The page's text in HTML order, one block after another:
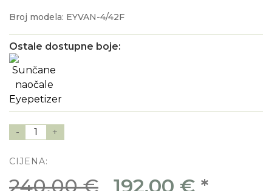
Broj modela: EYVAN-4/42F
Ostale dostupne boje:
- 1 +
CIJENA:
240,00 € 192,00 € *